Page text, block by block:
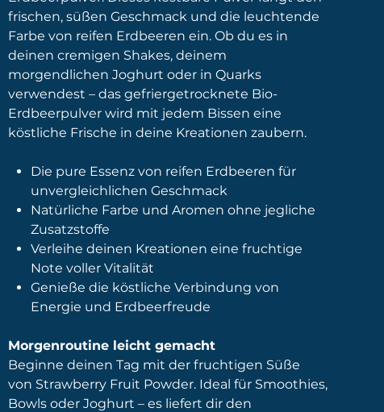
frischen, süßen Geschmack und die leuchtende
Farbe von reifen Erdbeeren ein. Ob du es in
deinen cremigen Shakes, deinem
morgendlichen Joghurt oder in Quarks
verwendest – das gefriergetrocknete Bio-
Erdbeerpulver wird mit jedem Bissen eine
köstliche Frische in deine Kreationen zaubern.
Die pure Essenz von reifen Erdbeeren für
unvergleichlichen Geschmack
Natürliche Farbe und Aromen ohne jegliche
Zusatzstoffe
Verleihe deinen Kreationen eine fruchtige
Note voller Vitalität
Genieße die köstliche Verbindung von
Energie und Erdbeerfreude
Morgenroutine leicht gemacht
Beginne deinen Tag mit der fruchtigen Süße
von Strawberry Fruit Powder. Ideal für Smoothies,
Bowls oder Joghurt – es liefert dir den